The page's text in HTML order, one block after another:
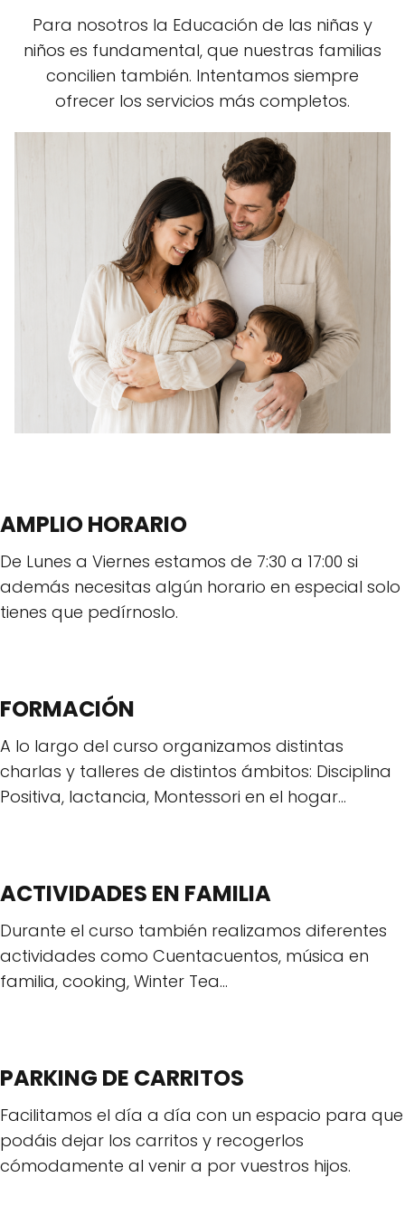
Para nosotros la Educación de las niñas y
niños es fundamental, que nuestras familias
concilien también. Intentamos siempre
ofrecer los servicios más completos.
AMPLIO HORARIO
De Lunes a Viernes estamos de 7:30 a 17:00 si
además necesitas algún horario en especial solo
tienes que pedírnoslo.
FORMACIÓN
A lo largo del curso organizamos distintas
charlas y talleres de distintos ámbitos: Disciplina
Positiva, lactancia, Montessori en el hogar…
ACTIVIDADES EN FAMILIA
Durante el curso también realizamos diferentes
actividades como Cuentacuentos, música en
familia, cooking, Winter Tea...
PARKING DE CARRITOS
Facilitamos el día a día con un espacio para que
podáis dejar los carritos y recogerlos
cómodamente al venir a por vuestros hijos.